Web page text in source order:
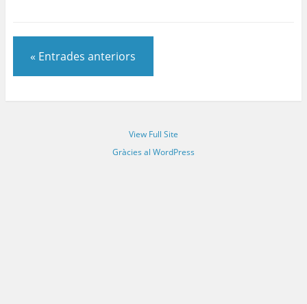
« Entrades anteriors
View Full Site
Gràcies al WordPress